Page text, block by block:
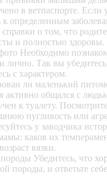
в ветпаспорте. Если
к определенным
о том, что
и полностью здоровы.
Необходимо
лично. Так вы убедитесь
с характером.
ли маленький
активно общался с
к туалету.
пугливость или
у заводчика
каков их
вязки.
Убедитесь, что
породы, и ответьте